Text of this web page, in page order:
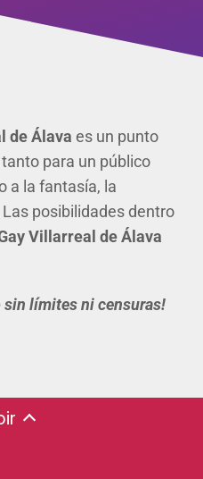
de Álava es un punto
para un público
a la fantasía, la
posibilidades dentro
Villarreal de Álava
sin límites ni censuras!